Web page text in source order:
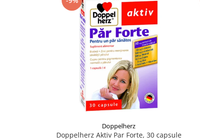
Supliment Vitamina D3
Tincturi si Gemoderivate
Doppelherz
Doppelherz Aktiv Par Forte, 30 capsule